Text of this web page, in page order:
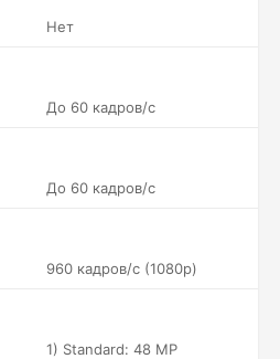
Нет
До 60 кадров/c
До 60 кадров/c
960 кадров/c (1080p)
1) Standard: 48 MP